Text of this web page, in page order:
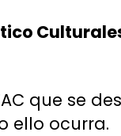
que se
ello ocurra.